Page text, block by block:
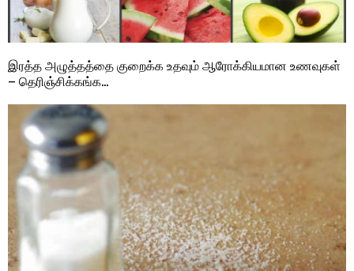
இரத்த அழுத்தத்தை குறைக்க உதவும் ஆரோக்கியமான உணவுகள்
– தெரிஞ்சிக்கங்க…